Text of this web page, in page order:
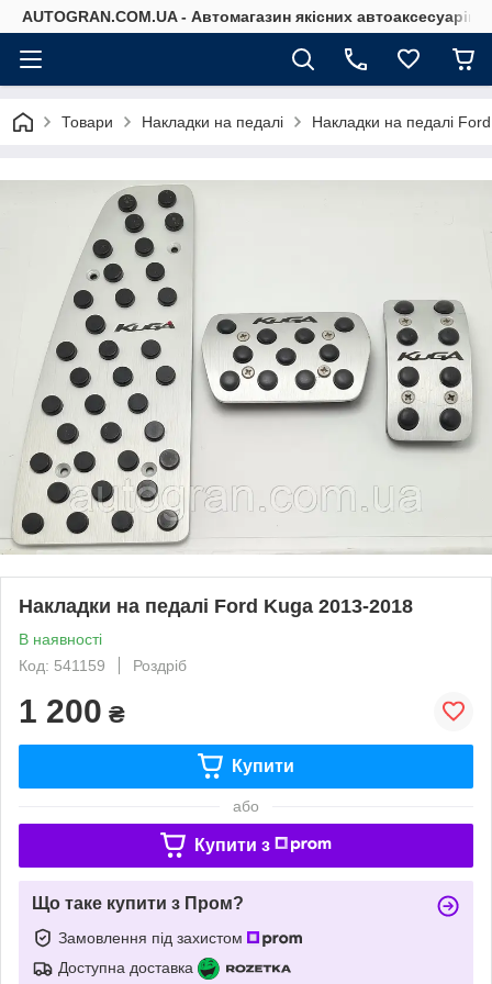
AUTOGRAN.COM.UA - Автомагазин якісних автоаксесуарів
Товари Накладки на педалі Накладки на педалі
Накладки на педалі Ford Kuga 2013-2018
В наявності
Код: 541159
Роздріб
1 200 ₴
Купити
або
Купити з
Що таке купити з Пром?
Замовлення під захистом
Доступна доставка